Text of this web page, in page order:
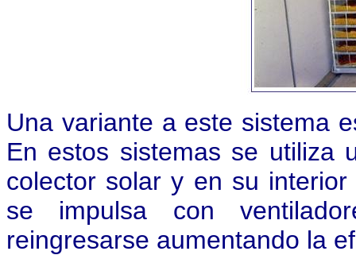
Una variante a este sistema
En estos sistemas se utiliza
colector solar y en su
se impulsa con
reingresarse aumentando la